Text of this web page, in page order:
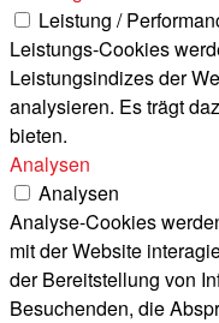
Leistung /
Leistungs-Cookies
Leistungsindizes der
analysieren. Es trägt
bieten.
Analysen
Analysen
Analyse-Cookies
mit der Website
der Bereitstellung von
Besuchenden, die